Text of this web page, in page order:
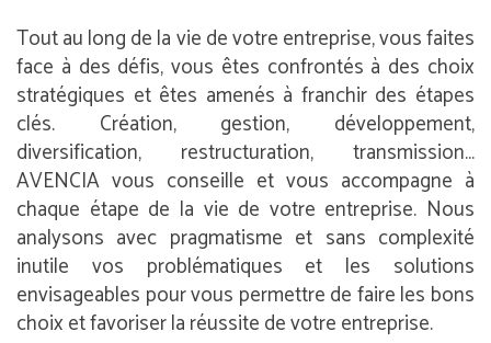
Tout au long de la vie de votre entreprise, vous faites
face à des défis, vous êtes confrontés à des choix
stratégiques et êtes amenés à franchir des étapes
clés. Création, gestion, développement,
diversification, restructuration, transmission…
AVENCIA vous conseille et vous accompagne à
chaque étape de la vie de votre entreprise. Nous
analysons avec pragmatisme et sans complexité
inutile vos problématiques et les solutions
envisageables pour vous permettre de faire les bons
choix et favoriser la réussite de votre entreprise.